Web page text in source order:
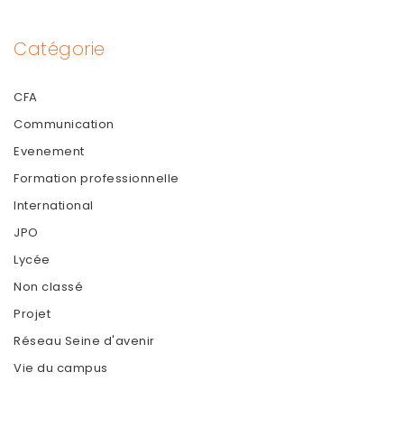
Catégorie
CFA
Communication
Evenement
Formation professionnelle
International
JPO
Lycée
Non classé
Projet
Réseau Seine d'avenir
Vie du campus